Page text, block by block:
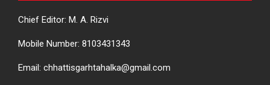
Chief Editor: M. A. Rizvi
Mobile Number: 8103431343
Email: chhattisgarhtahalka@gmail.com